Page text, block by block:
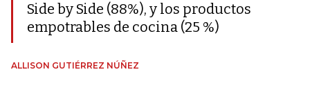
Side by Side (88%), y los productos
empotrables de cocina (25 %)
ALLISON GUTIÉRREZ NÚÑEZ